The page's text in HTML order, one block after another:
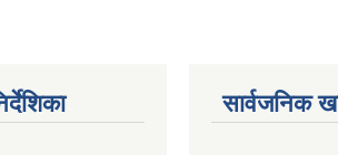
सार्वजनिक